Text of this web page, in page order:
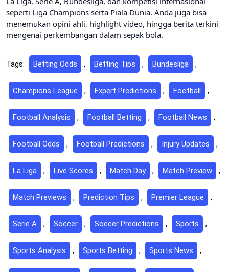
seperti Liga Champions serta Piala Dunia. Anda juga bisa
menemukan opini ahli, highlight video, hingga berita terkini
mengenai perkembangan dalam sepak bola.
Tags: Betting Odds , Betting Tips , Bundesliga ,
Champions League , Expert Predictions , Football ,
Football Analysis , Football Betting , Football News ,
Football Odds , Football Predictions , Injury Updates ,
La Liga , Live Scores , Match Day , Match Preview ,
Match Previews , Prediction Tips , Premier League ,
Serie A , Soccer , Soccer Predictions , Sports ,
Sports Analysis , Sports Betting , Sports News ,